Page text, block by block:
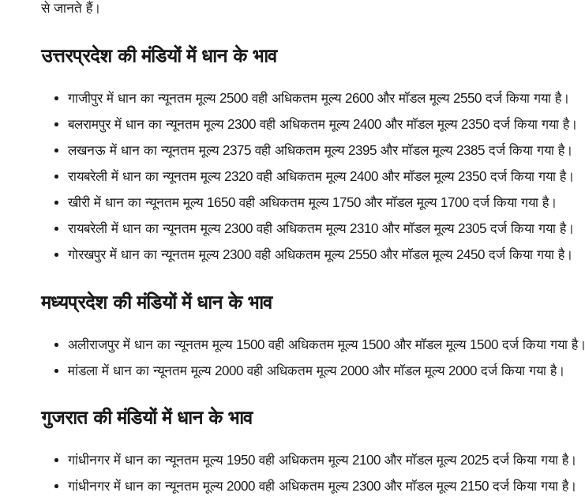
से जानते हैं।
उत्तरप्रदेश की मंडियों में धान के भाव
गाजीपुर में धान का न्यूनतम मूल्य 2500 वही अधिकतम मूल्य 2600 और मॉडल मूल्य 2550 दर्ज किया गया है।
बलरामपुर में धान का न्यूनतम मूल्य 2300 वही अधिकतम मूल्य 2400 और मॉडल मूल्य 2350 दर्ज किया गया है।
लखनऊ में धान का न्यूनतम मूल्य 2375 वही अधिकतम मूल्य 2395 और मॉडल मूल्य 2385 दर्ज किया गया है।
रायबरेली में धान का न्यूनतम मूल्य 2320 वही अधिकतम मूल्य 2400 और मॉडल मूल्य 2350 दर्ज किया गया है।
खीरी में धान का न्यूनतम मूल्य 1650 वही अधिकतम मूल्य 1750 और मॉडल मूल्य 1700 दर्ज किया गया है।
रायबरेली में धान का न्यूनतम मूल्य 2300 वही अधिकतम मूल्य 2310 और मॉडल मूल्य 2305 दर्ज किया गया है।
गोरखपुर में धान का न्यूनतम मूल्य 2300 वही अधिकतम मूल्य 2550 और मॉडल मूल्य 2450 दर्ज किया गया है।
मध्यप्रदेश की मंडियों में धान के भाव
अलीराजपुर में धान का न्यूनतम मूल्य 1500 वही अधिकतम मूल्य 1500 और मॉडल मूल्य 1500 दर्ज किया गया है।
मांडला में धान का न्यूनतम मूल्य 2000 वही अधिकतम मूल्य 2000 और मॉडल मूल्य 2000 दर्ज किया गया है।
गुजरात की मंडियों में धान के भाव
गांधीनगर में धान का न्यूनतम मूल्य 1950 वही अधिकतम मूल्य 2100 और मॉडल मूल्य 2025 दर्ज किया गया है।
गांधीनगर में धान का न्यूनतम मूल्य 2000 वही अधिकतम मूल्य 2300 और मॉडल मूल्य 2150 दर्ज किया गया है।